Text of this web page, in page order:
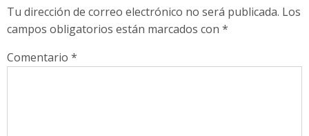
Tu dirección de correo electrónico no será publicada. Los
campos obligatorios están marcados con *
Comentario *